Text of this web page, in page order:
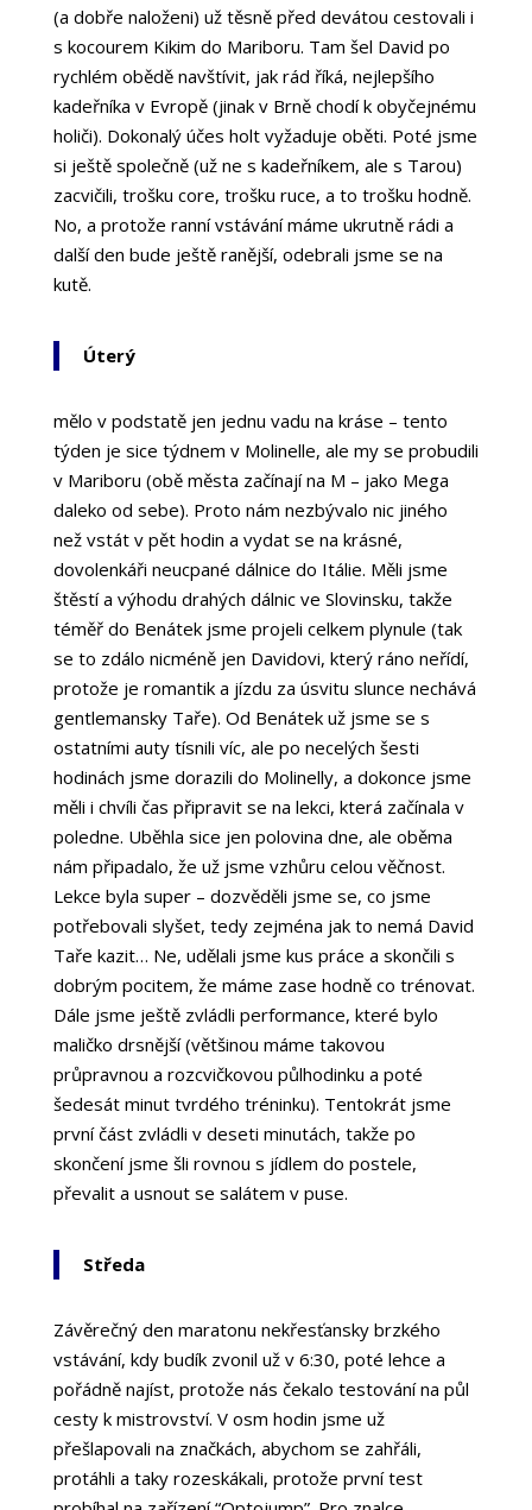
(a dobře naloženi) už těsně před devátou cestovali i
s kocourem Kikim do Mariboru. Tam šel David po
rychlém obědě navštívit, jak rád říká, nejlepšího
kadeřníka v Evropě (jinak v Brně chodí k obyčejnému
holiči). Dokonalý účes holt vyžaduje oběti. Poté jsme
si ještě společně (už ne s kadeřníkem, ale s Tarou)
zacvičili, trošku core, trošku ruce, a to trošku hodně.
No, a protože ranní vstávání máme ukrutně rádi a
další den bude ještě ranější, odebrali jsme se na
kutě.
Úterý
mělo v podstatě jen jednu vadu na kráse – tento
týden je sice týdnem v Molinelle, ale my se probudili
v Mariboru (obě města začínají na M – jako Mega
daleko od sebe). Proto nám nezbývalo nic jiného
než vstát v pět hodin a vydat se na krásné,
dovolenkáři neucpané dálnice do Itálie. Měli jsme
štěstí a výhodu drahých dálnic ve Slovinsku, takže
téměř do Benátek jsme projeli celkem plynule (tak
se to zdálo nicméně jen Davidovi, který ráno neřídí,
protože je romantik a jízdu za úsvitu slunce nechává
gentlemansky Taře). Od Benátek už jsme se s
ostatními auty tísnili víc, ale po necelých šesti
hodinách jsme dorazili do Molinelly, a dokonce jsme
měli i chvíli čas připravit se na lekci, která začínala v
poledne. Uběhla sice jen polovina dne, ale oběma
nám připadalo, že už jsme vzhůru celou věčnost.
Lekce byla super – dozvěděli jsme se, co jsme
potřebovali slyšet, tedy zejména jak to nemá David
Taře kazit… Ne, udělali jsme kus práce a skončili s
dobrým pocitem, že máme zase hodně co trénovat.
Dále jsme ještě zvládli performance, které bylo
maličko drsnější (většinou máme takovou
průpravnou a rozcvičkovou půlhodinku a poté
šedesát minut tvrdého tréninku). Tentokrát jsme
první část zvládli v deseti minutách, takže po
skončení jsme šli rovnou s jídlem do postele,
převalit a usnout se salátem v puse.
Středa
Závěrečný den maratonu nekřesťansky brzkého
vstávání, kdy budík zvonil už v 6:30, poté lehce a
pořádně najíst, protože nás čekalo testování na půl
cesty k mistrovství. V osm hodin jsme už
přešlapovali na značkách, abychom se zahřáli,
protáhli a taky rozeskákali, protože první test